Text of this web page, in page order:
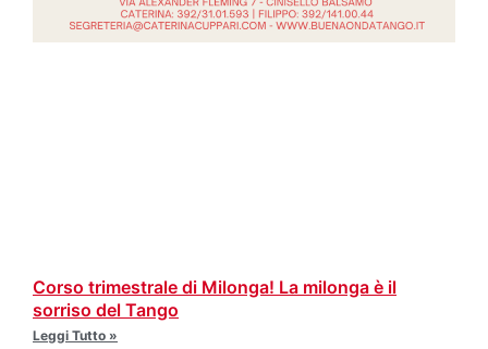
Corso trimestrale di Milonga! La milonga è il
sorriso del Tango
Leggi Tutto »